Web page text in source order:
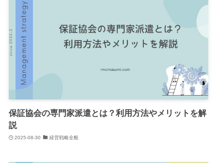
保証協会の専門家派遣とは？利用方法やメリットを解
説
2025-08-30 経営戦略全般